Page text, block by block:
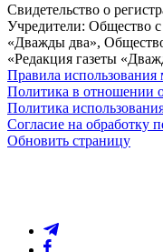
Свидетельство о
Учредители: Общество
«Дважды два»,
«Редакция газеты
Правила использования
Политика в отношении
Политика
Согласие на обработку
Обновить страницу